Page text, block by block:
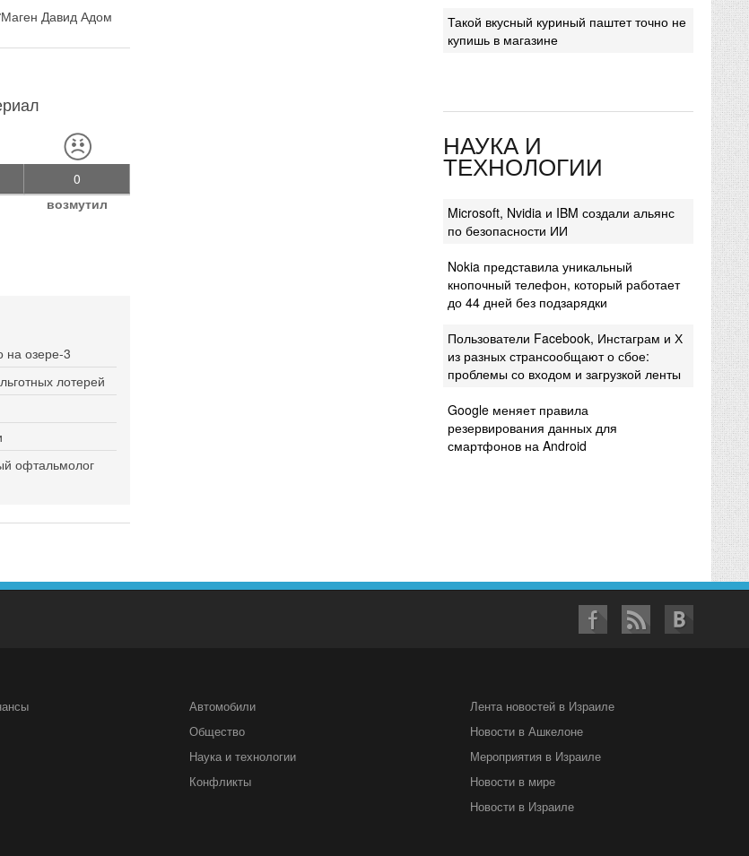
Маген Давид Адом
0
возмутил
на озере-3
лотерей
офтальмолог
Такой вкусный куриный паштет точно не
купишь в магазине
НАУКА И
ТЕХНОЛОГИИ
Microsoft, Nvidia и IBM создали альянс
по безопасности ИИ
Nokia представила уникальный
кнопочный телефон, который работает
до 44 дней без подзарядки
Пользователи Facebook, Инстаграм и Х
из разных странсообщают о сбое:
проблемы со входом и загрузкой ленты
Google меняет правила
резервирования данных для
смартфонов на Android
Автомобили
Общество
Наука и технологии
Конфликты
Лента новостей в Израиле
Новости в Ашкелоне
Мероприятия в Израиле
Новости в мире
Новости в Израиле